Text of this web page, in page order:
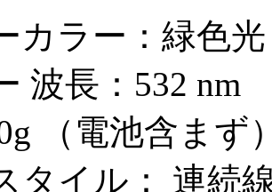
カラー：緑色光
波長：532 nm
（電池含まず
タイル： 連続